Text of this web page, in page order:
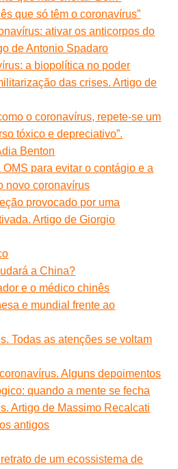
que só têm o coronavírus”
ativar os anticorpos do
de Antonio Spadaro
a biopolítica no poder
das crises. Artigo de
o coronavírus, repete-se um
tóxico e depreciativo”.
Benton
para evitar o contágio e a
novo coronavírus
provocado por uma
Artigo de Giorgio
a China?
e o médico chinês
e mundial frente ao
Todas as atenções se voltam
Alguns depoimentos
quando a mente se fecha
Artigo de Massimo Recalcati
antigos
de um ecossistema de